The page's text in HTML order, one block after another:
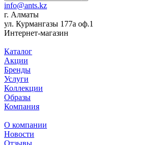
info@ants.kz
г. Алматы
ул. Курмангазы 177а оф.1
Интернет-магазин
Каталог
Акции
Бренды
Услуги
Коллекции
Образы
Компания
О компании
Новости
Отзывы